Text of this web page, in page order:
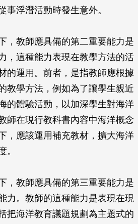
事浮潛活動時發生意外。
，教師應具備的第二重要能力是
，這種能力表現在教學方法的活
的運用。前者，是指教師應根據
教學方法，例如為了讓學生親近
的體驗活動，以加深學生對海洋
師在現行教科書內容中海洋概念
，應該運用補充教材，擴大海洋
。
，教師應具備的第三重要能力是
力。教師的這種能力是表現在現
把海洋教育議題規劃為主題式的